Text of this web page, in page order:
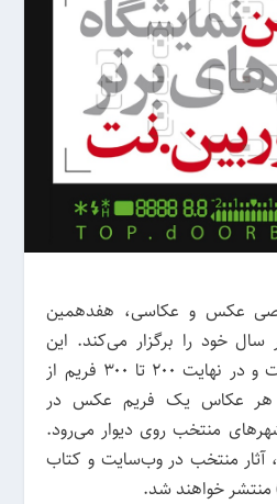
عکس و عکاسی، هفدهمین
خود را برگزار می‌کند. این
نمایشگاه غیر رقابتی است و در نهایت ۲۰۰ تا ۳۰۰ فریم از
هر عکاس یک فریم عکس در
منتخب روی دیوار می‌رود.
آثار منتخب در وب‌سایت و کتاب